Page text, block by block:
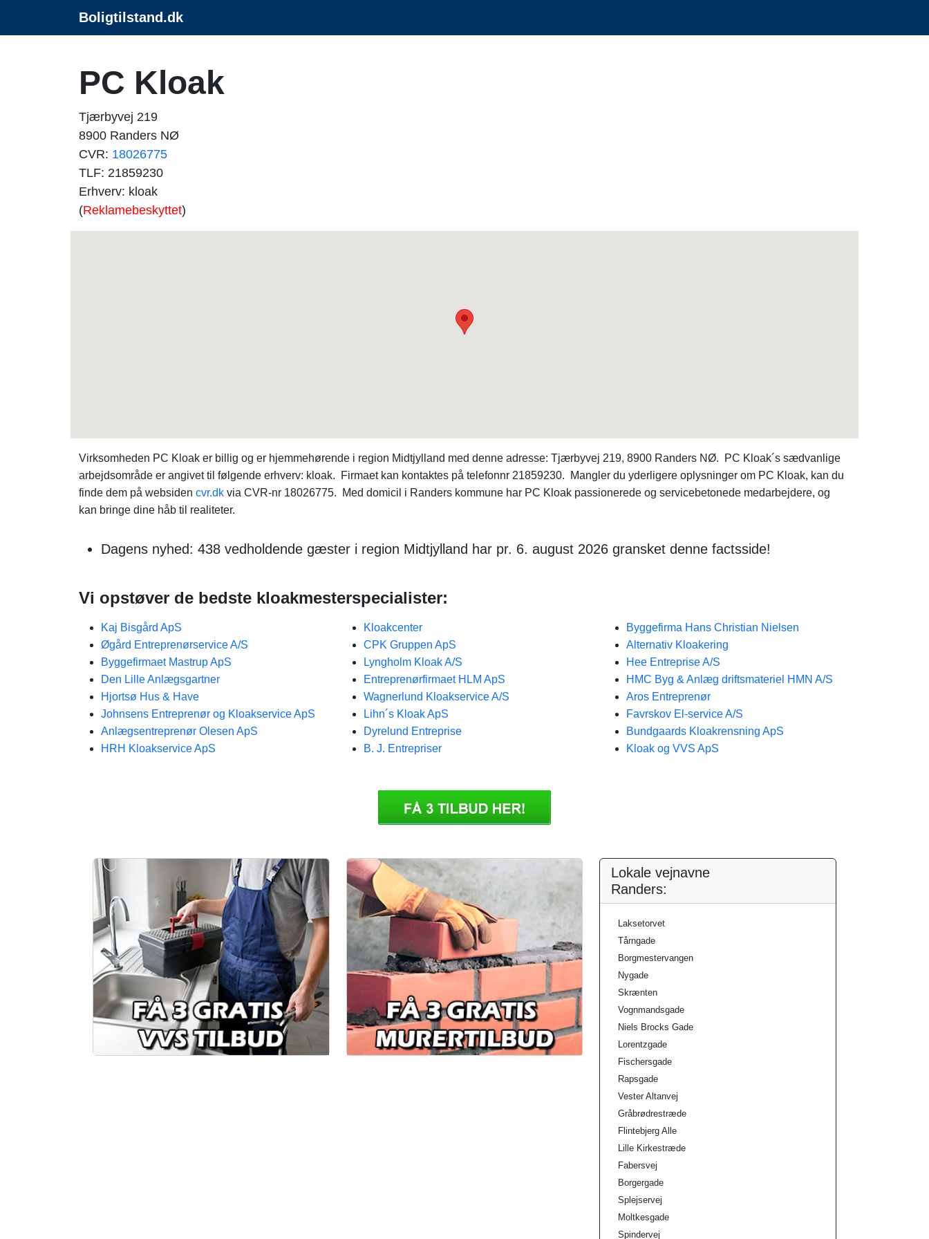
Boligtilstand.dk
PC Kloak
Tjærbyvej 219
8900 Randers NØ
CVR: 18026775
TLF: 21859230
Erhverv: kloak
(Reklamebeskyttet)
Virksomheden PC Kloak er billig og er hjemmehørende i region Midtjylland med denne adresse: Tjærbyvej 219, 8900 Randers NØ. PC Kloak´s sædvanlige
arbejdsområde er angivet til følgende erhverv: kloak. Firmaet kan kontaktes på telefonnr 21859230. Mangler du yderligere oplysninger om PC Kloak, kan du
finde dem på websiden cvr.dk via CVR-nr 18026775. Med domicil i Randers kommune har PC Kloak passionerede og servicebetonede medarbejdere, og
kan bringe dine håb til realiteter.
Dagens nyhed: 438 vedholdende gæster i region Midtjylland har pr. 6. august 2026 gransket denne factsside!
Vi opstøver de bedste kloakmesterspecialister:
Kaj Bisgård ApS
Øgård Entreprenørservice A/S
Byggefirmaet Mastrup ApS
Den Lille Anlægsgartner
Hjortsø Hus & Have
Johnsens Entreprenør og Kloakservice ApS
Anlægsentreprenør Olesen ApS
HRH Kloakservice ApS
Kloakcenter
CPK Gruppen ApS
Lyngholm Kloak A/S
Entreprenørfirmaet HLM ApS
Wagnerlund Kloakservice A/S
Lihn´s Kloak ApS
Dyrelund Entreprise
B. J. Entrepriser
Byggefirma Hans Christian Nielsen
Alternativ Kloakering
Hee Entreprise A/S
HMC Byg & Anlæg driftsmateriel HMN A/S
Aros Entreprenør
Favrskov El-service A/S
Bundgaards Kloakrensning ApS
Kloak og VVS ApS
Lokale vejnavne
Randers:
Laksetorvet
Tårngade
Borgmestervangen
Nygade
Skrænten
Vognmandsgade
Niels Brocks Gade
Lorentzgade
Fischersgade
Rapsgade
Vester Altanvej
Gråbrødrestræde
Flintebjerg Alle
Lille Kirkestræde
Fabersvej
Borgergade
Splejservej
Moltkesgade
Spindervej